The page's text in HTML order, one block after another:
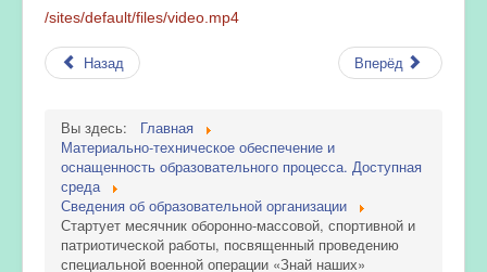
/sites/default/files/video.mp4
Назад Вперёд
Вы здесь:
Главная
Материально-техническое обеспечение и
оснащенность образовательного процесса. Доступная
среда
Сведения об образовательной организации
Стартует месячник оборонно-массовой, спортивной и
патриотической работы, посвященный проведению
специальной военной операции «Знай наших»